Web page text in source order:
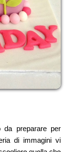
preparare per
di immagini vi